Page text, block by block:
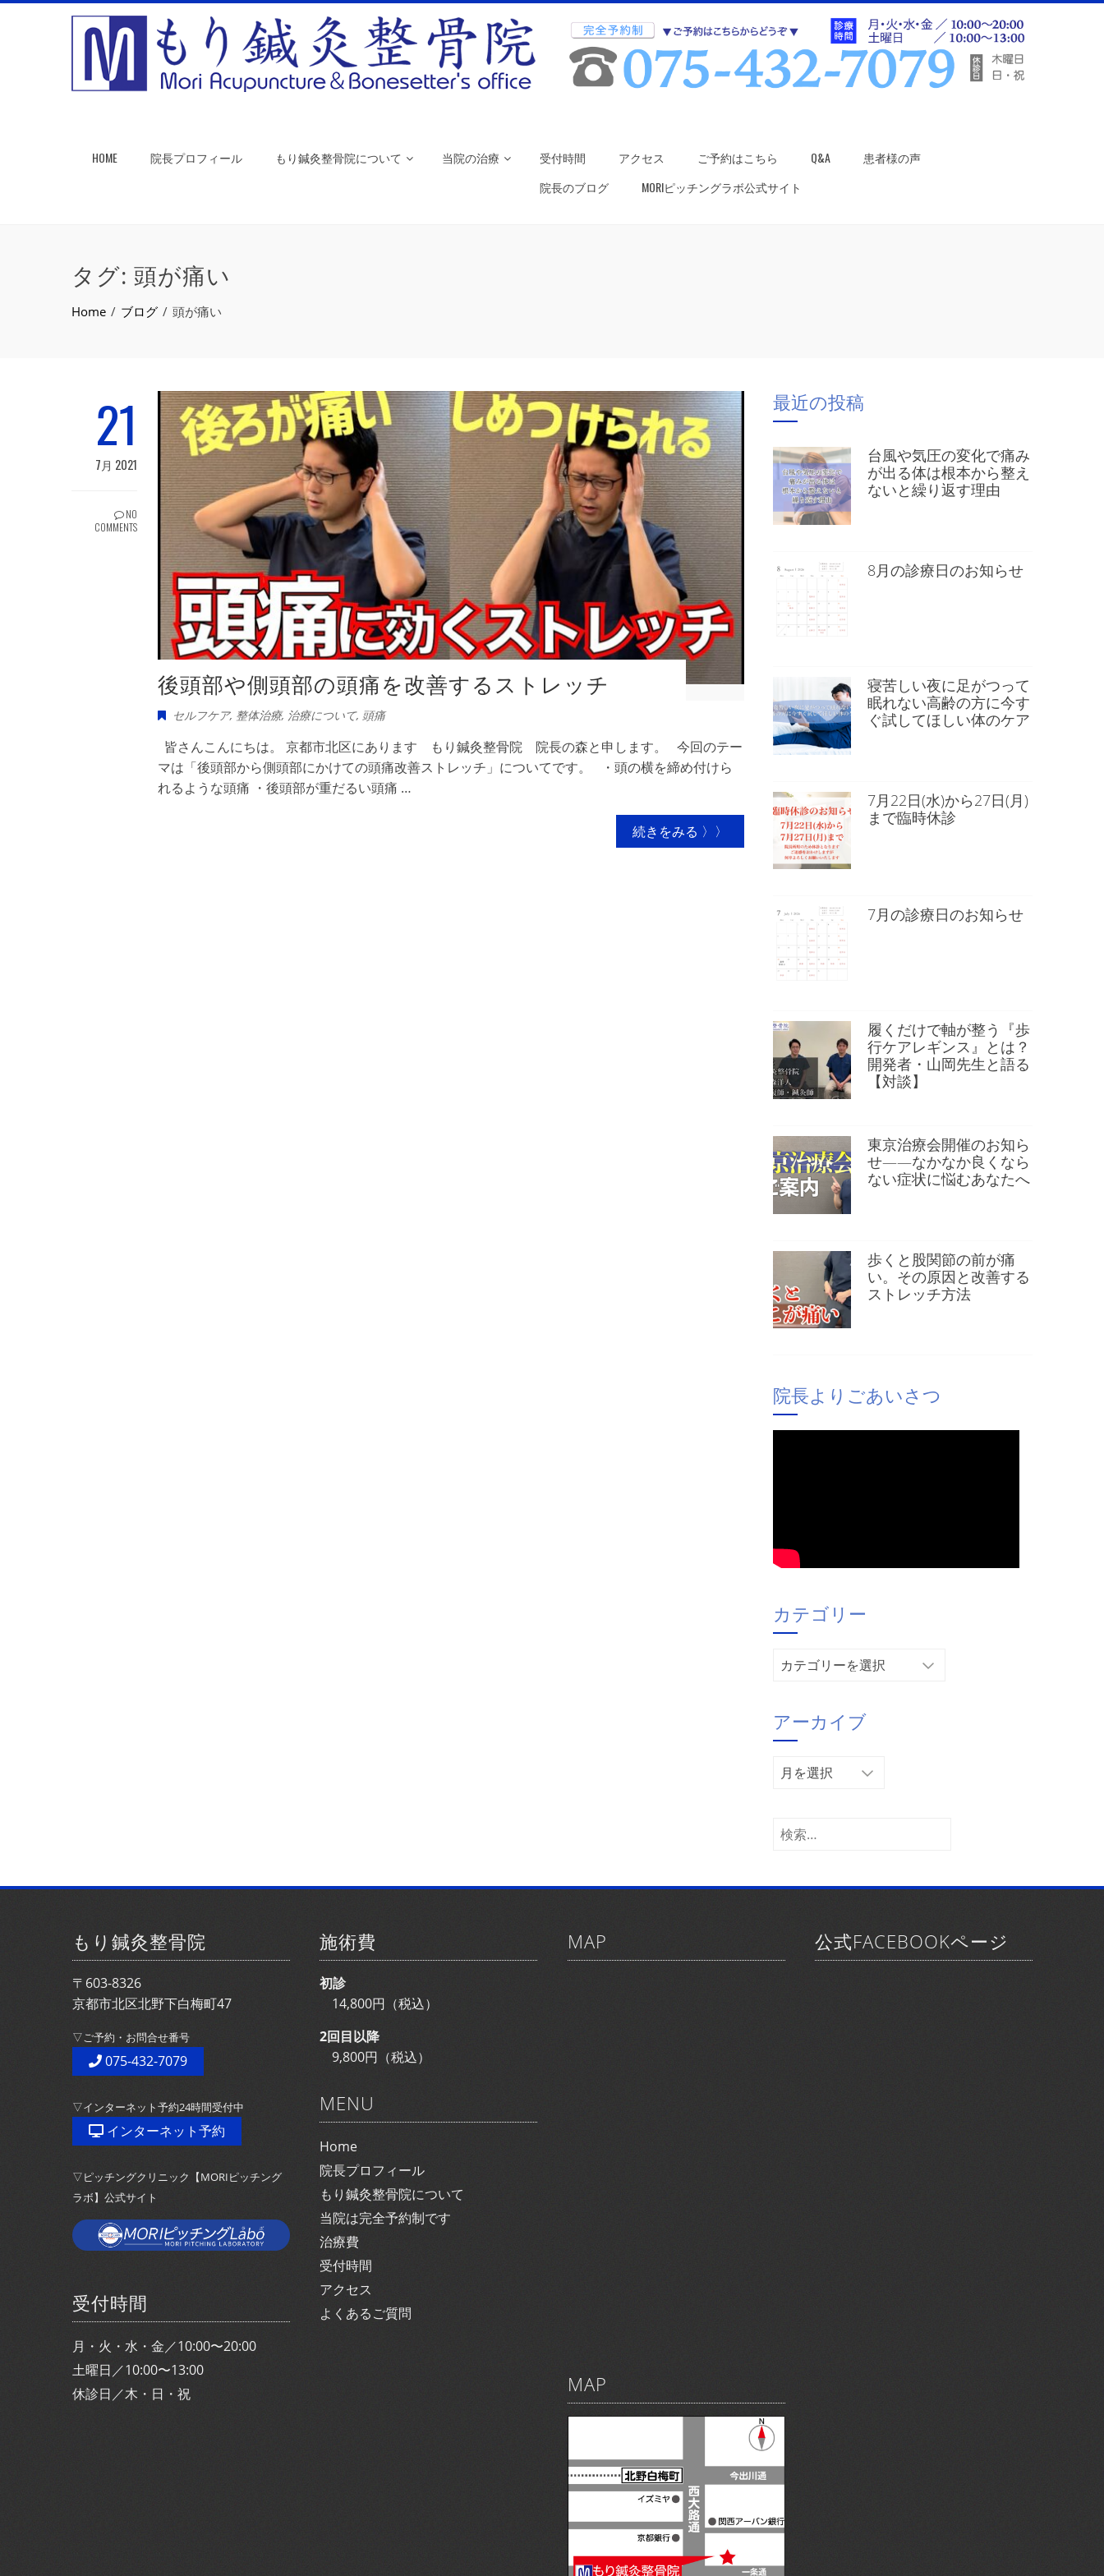
HOME 院長プロフィール もり鍼灸整骨院について 当院の治療 受付時間 アクセス ご予約はこちら Q&A
患者様の声
院長のブログ
MORIピッチングラボ公式サイト
タグ: 頭が痛い
Home ブログ 頭が痛い
21
7月 2021
NO
COMMENTS
後頭部や側頭部の頭痛を改善するストレッチ
セルフケア, 整体治療, 治療について, 頭痛
皆さんこんにちは。 京都市北区にあります もり鍼灸整骨院 院長の森と申します。 今回のテー
マは「後頭部から側頭部にかけての頭痛改善ストレッチ」についてです。 ・頭の横を締め付けら
れるような頭痛 ・後頭部が重だるい頭痛 …
続きをみる 〉〉
最近の投稿
台風や気圧の変化で痛み
が出る体は根本から整え
ないと繰り返す理由
8月の診療日のお知らせ
寝苦しい夜に足がつって
眠れない高齢の方に今す
ぐ試してほしい体のケア
7月22日(水)から27日(月)
まで臨時休診
7月の診療日のお知らせ
履くだけで軸が整う『歩
行ケアレギンス』とは？
開発者・山岡先生と語る
【対談】
東京治療会開催のお知ら
せ——なかなか良くなら
ない症状に悩むあなたへ
歩くと股関節の前が痛
い。その原因と改善する
ストレッチ方法
院長よりごあいさつ
カテゴリー
カ
リ
ー
アーカイブ
ア
イ
検
もり鍼灸整骨院
〒603-8326
京都市北区北野下白梅町47
▽ご予約・お問合せ番号
075-432-7079
▽インターネット予約24時間受付中
インターネット予約
▽ピッチングクリニック【MORIピッチング
ラボ】公式サイト
受付時間
月・火・水・金／10:00〜20:00
土曜日／10:00〜13:00
休診日／木・日・祝
施術費
初診
14,800円（税込）
2回目以降
9,800円（税込）
MENU
Home
院長プロフィール
もり鍼灸整骨院について
当院は完全予約制です
治療費
受付時間
アクセス
よくあるご質問
MAP
MAP
公式FACEBOOKページ